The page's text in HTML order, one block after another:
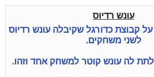
עונש רדיוס
על קבוצת כדורגל שקיבלה עונש רדיוס
לשני משחקים.
לתת לה עונש קוטר למשחק אחד וזהו.